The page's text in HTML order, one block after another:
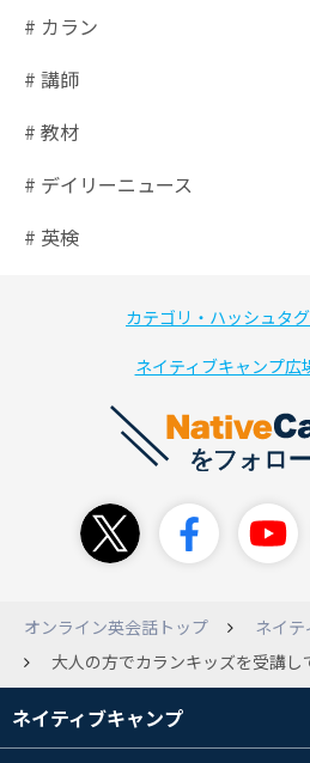
# カラン
# 講師
# 教材
# デイリーニュース
# 英検
カテゴリ・ハッシュタ
ネイティブキャンプ広
オンライン英会話トップ
ネイ
大人の方でカランキッズを受講している方はいらっしゃいますか。 英語初心者
ネイティブキャンプ